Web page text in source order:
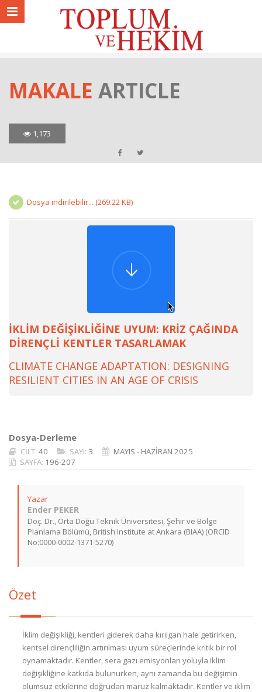
MAKALE ARTICLE
1,173
Dosya indirilebilir... (269.22 KB)
İKLİM DEĞİŞİKLİĞİNE UYUM: KRİZ ÇAĞINDA
DİRENÇLİ KENTLER TASARLAMAK
CLIMATE CHANGE ADAPTATION: DESIGNING
RESILIENT CITIES IN AN AGE OF CRISIS
Dosya-Derleme
CİLT: 40 SAYI: 3
MAYIS - HAZİRAN 2025
SAYFA: 196-207
Yazar
Ender PEKER
Doç. Dr., Orta Doğu Teknik Üniversitesi, Şehir ve Bölge
Planlama Bölümü, British Institute at Ankara (BIAA) (ORCID
No:0000-0002-1371-5270)
Özet
İklim değişikliği, kentleri giderek daha kırılgan hale getirirken,
kentsel dirençliliğin artırılması uyum süreçlerinde kritik bir rol
oynamaktadır. Kentler, sera gazı emisyonları yoluyla iklim
değişikliğine katkıda bulunurken, aynı zamanda bu değişimin
olumsuz etkilerine doğrudan maruz kalmaktadır. Kentler ve iklim